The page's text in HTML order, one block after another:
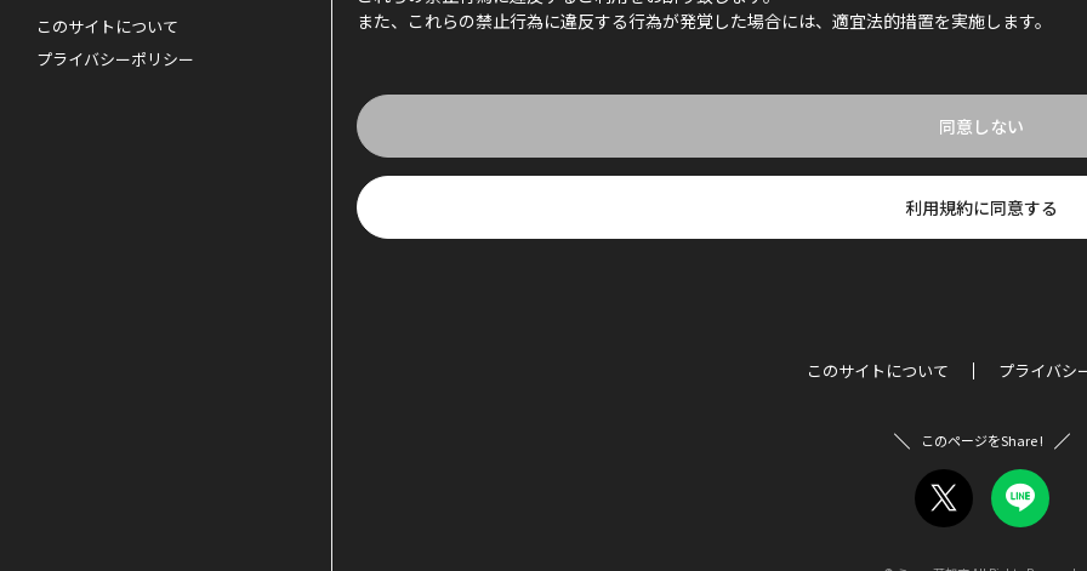
このサイトについて
プライバシーポリシー
また、これらの禁止行為に違反する行為が発覚した場合には、適宜法的措置を実施します。
同意しない
利用規約に同意する
このサイトについて プライバシ
このページをShare !